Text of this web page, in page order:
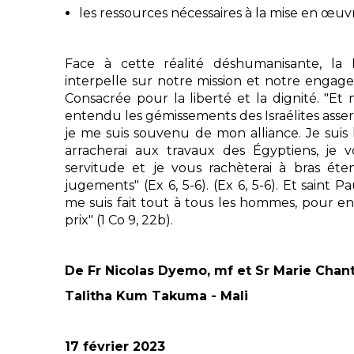
les ressources nécessaires à la mise en
Face à cette réalité déshumanisante,
interpelle sur notre mission et notre
Consacrée pour la liberté et la dignité. "Et
entendu les gémissements des Israélites
je me suis souvenu de mon alliance. Je
arracherai aux travaux des Égyptiens, je
servitude et je vous rachèterai à bras
jugements" (Ex 6, 5-6). (Ex 6, 5-6). Et saint
me suis fait tout à tous les hommes, pour
prix" (1 Co 9, 22b).
De Fr Nicolas Dyemo, mf et Sr Marie
Talitha Kum Takuma - Mali
17 février 2023